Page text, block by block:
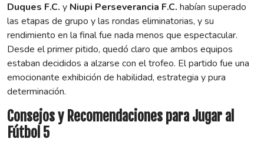
Duques F.C. y Niupi Perseverancia F.C. habían superado
las etapas de grupo y las rondas eliminatorias, y su
rendimiento en la final fue nada menos que espectacular.
Desde el primer pitido, quedó claro que ambos equipos
estaban decididos a alzarse con el trofeo. El partido fue una
emocionante exhibición de habilidad, estrategia y pura
determinación.
Consejos y Recomendaciones para Jugar al
Fútbol 5